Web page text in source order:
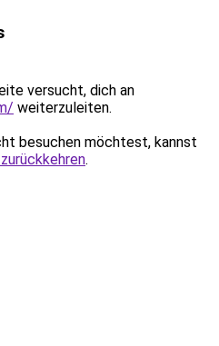
versucht, dich an
weiterzuleiten.
besuchen möchtest, kannst
.